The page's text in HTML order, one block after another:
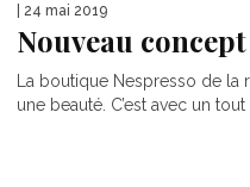
| 24 mai 2019
Nouveau
La boutique Nespresso de la
une beauté. C’est avec un tout